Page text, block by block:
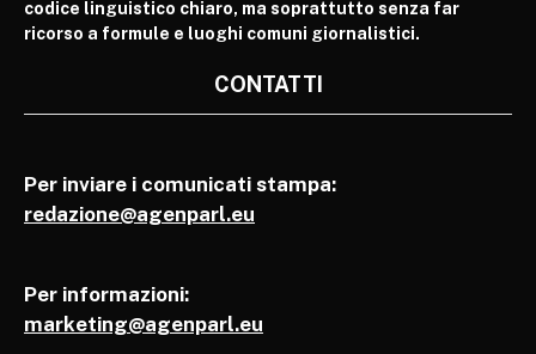
codice linguistico chiaro, ma soprattutto senza far
ricorso a formule e luoghi comuni giornalistici.
CONTATTI
Per inviare i comunicati stampa:
redazione@agenparl.eu
Per informazioni:
marketing@agenparl.eu